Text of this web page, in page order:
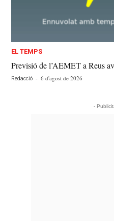
EL TEMPS
Previsió de l’AEMET a Reus
Redacció - 6 d'agost de 2026
-